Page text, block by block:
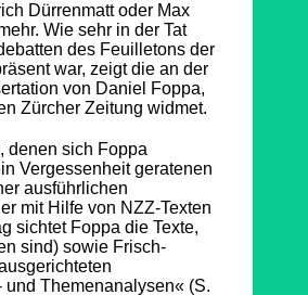
Dürrenmatt oder Max
Wie sehr in der Tat
des Feuilletons der
war, zeigt die an der
von Daniel Foppa,
Zürcher Zeitung widmet.
denen sich Foppa
Vergessenheit geratenen
ausführlichen
mit Hilfe von NZZ-Texten
sichtet Foppa die Texte,
sind) sowie Frisch-
und Themenanalysen« (S.